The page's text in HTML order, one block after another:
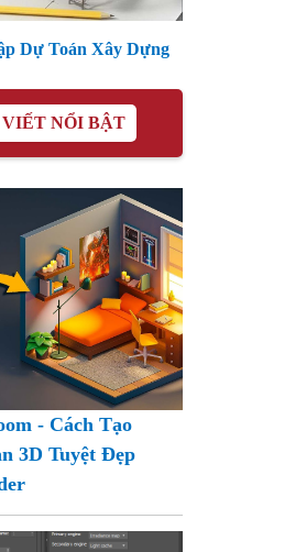
Dự Toán Xây Dựng
NỔI BẬT
- Cách Tạo
3D Tuyệt Đẹp